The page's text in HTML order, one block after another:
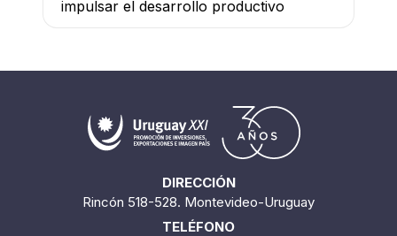
impulsar el desarrollo productivo
DIRECCIÓN
Rincón 518-528. Montevideo-Uruguay
TELÉFONO